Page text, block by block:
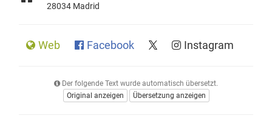
28034 Madrid
Web Facebook Instagram
Der folgende Text wurde automatisch übersetzt.
Original anzeigen
Übersetzung anzeigen